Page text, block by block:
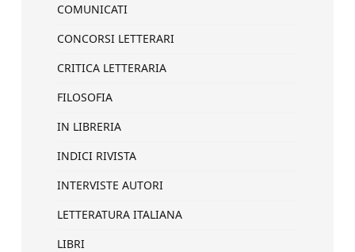
COMUNICATI
CONCORSI LETTERARI
CRITICA LETTERARIA
FILOSOFIA
IN LIBRERIA
INDICI RIVISTA
INTERVISTE AUTORI
LETTERATURA ITALIANA
LIBRI